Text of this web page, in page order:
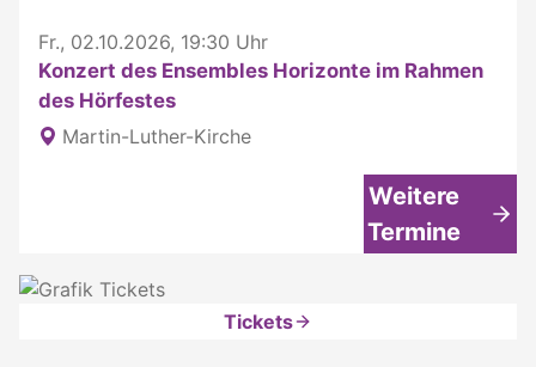
Fr., 02.10.2026, 19:30 Uhr
Konzert des Ensembles Horizonte im Rahmen
des Hörfestes
Martin-Luther-Kirche
Weitere
Termine
Tickets